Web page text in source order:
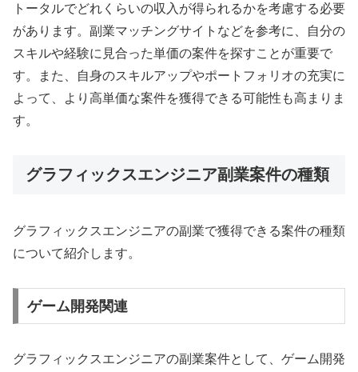
トータルでどれくらいの収入が得られるかを考慮する必要
があります。副業マッチングサイトなどを参考に、自分の
スキルや経験に見合った単価の案件を探すことが重要で
す。また、自身のスキルアップやポートフォリオの充実に
よって、より高単価な案件を獲得できる可能性も高まりま
す。
グラフィックスエンジニア副業案件の種類
グラフィックスエンジニアの副業で獲得できる案件の種類
について紹介します。
ゲーム開発関連
グラフィックスエンジニアの副業案件として、ゲーム開発